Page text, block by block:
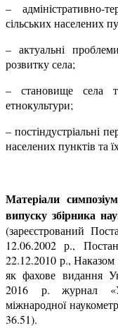
– адміністративно-
сільських населених
– актуальні
розвитку села;
– становище села
етнокультури;
– постіндустріальні
населених пунктів та
Матеріали
випуску збірника
(зареєстрований
12.06.2002 р.,
22.12.2010 р.,
як фахове видання
2016 р. журнал
міжнародної
36.51).